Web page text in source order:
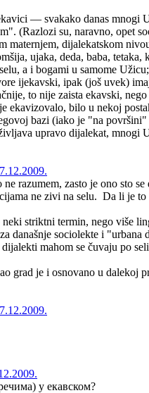
— svakako danas mnogi
(Razlozi su, naravno, opet
maternjem, dijalekatskom
ujaka, deda, baba,
a i bogami u samome
ijekavski, ipak (još uvek)
to nije zaista ekavski,
ekavizovalo, bilo u nekoj
bazi (iako je "na
upravo dijalekat,
ne razumem, zasto je ono sto
ne zivi na selu. Da li je
striktni termin, nego više
današnje sociolekte i "urbana
mahom se čuvaju po
grad je i osnovano u dalekoj
у екавском?